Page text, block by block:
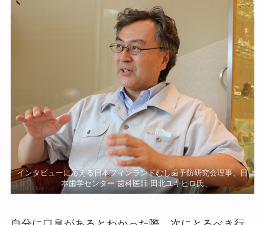
インタビューに応える日本フィンランドむし歯予防研究会理事、日
本歯学センター 歯科医師 田北ユキヒロ氏